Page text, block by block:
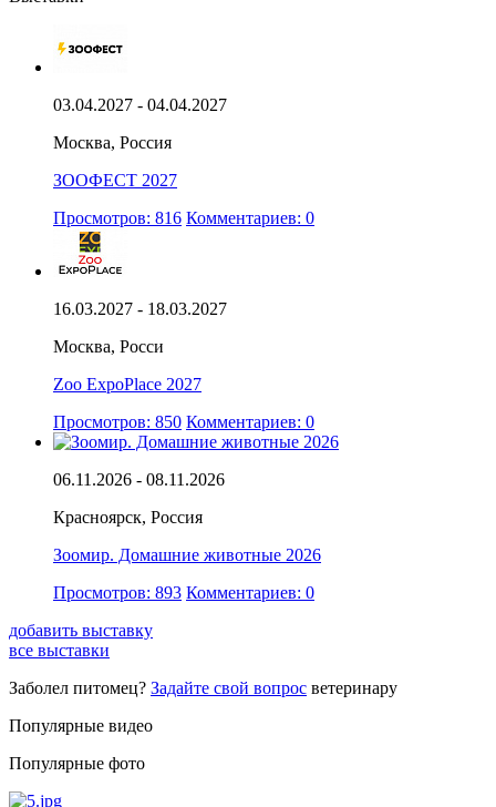
03.04.2027 - 04.04.2027
Москва, Россия
ЗООФЕСТ 2027
Просмотров: 816 Комментариев: 0
16.03.2027 - 18.03.2027
Москва, Росси
Zoo ExpoPlace 2027
Просмотров: 850 Комментариев: 0
06.11.2026 - 08.11.2026
Красноярск, Россия
Зоомир. Домашние животные 2026
Просмотров: 893 Комментариев: 0
добавить выставку
все выставки
Заболел питомец? Задайте свой вопрос ветеринару
Популярные видео
Популярные фото